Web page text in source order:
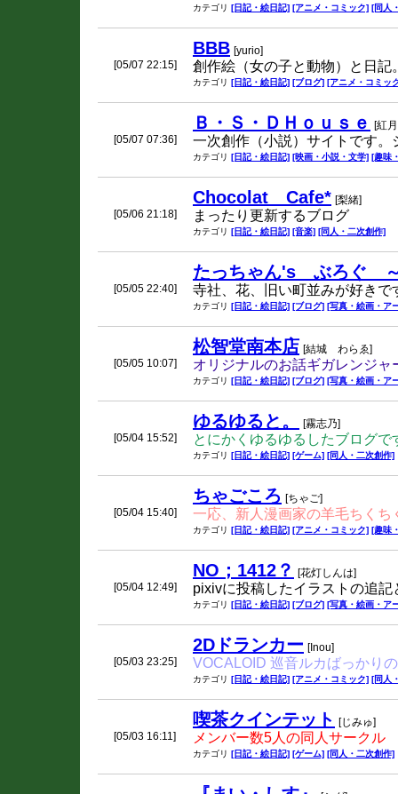
カテゴリ [日記・絵日記] [アニメ・コミック] [同人
[05/07 22:15]
BBB [yurio]
創作絵（女の子と動物）と日記
カテゴリ [日記・絵日記] [ブログ] [アニメ・コミッ
[05/07 07:36]
Ｂ・Ｓ・ＤＨｏｕｓｅ [紅
一次創作（小説）サイトです
カテゴリ [日記・絵日記] [映画・小説・文学] [趣味
[05/06 21:18]
Chocolat Cafe* [梨緒]
まったり更新するブログ
カテゴリ [日記・絵日記] [音楽] [同人・二次創作]
[05/05 22:40]
たっちゃん's ぶろぐ
寺社、花、旧い町並みが好き
カテゴリ [日記・絵日記] [ブログ] [写真・絵画・ア
[05/05 10:07]
松智堂南本店 [結城 わらゑ]
オリジナルのお話ギガレンジャ
カテゴリ [日記・絵日記] [ブログ] [写真・絵画・ア
[05/04 15:52]
ゆるゆると。 [霧志乃]
とにかくゆるゆるしたブログ
カテゴリ [日記・絵日記] [ゲーム] [同人・二次創作]
[05/04 15:40]
ちゃごころ [ちゃご]
一応、新人漫画家の羊毛ちく
カテゴリ [日記・絵日記] [アニメ・コミック] [趣味
[05/04 12:49]
NO；1412？ [花灯しんは]
pixivに投稿したイラストの追
カテゴリ [日記・絵日記] [ブログ] [写真・絵画・ア
[05/03 23:25]
2Dドランカー [Inou]
VOCALOID 巡音ルカばっかり
カテゴリ [日記・絵日記] [アニメ・コミック] [同人
[05/03 16:11]
喫茶クインテット [じみゅ]
メンバー数5人の同人サークル
カテゴリ [日記・絵日記] [ゲーム] [同人・二次創作]